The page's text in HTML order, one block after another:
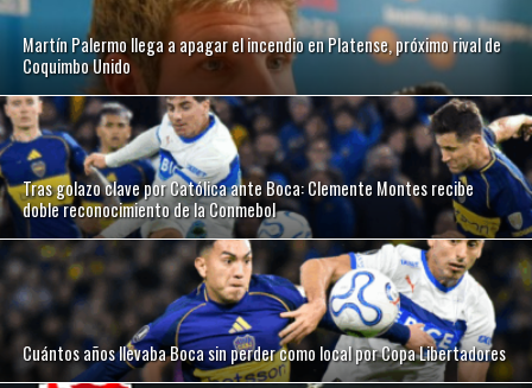
Martín Palermo llega a apagar el incendio en Platense, próximo rival de
Coquimbo Unido
Tras golazo clave por Católica ante Boca: Clemente Montes recibe
doble reconocimiento de la Conmebol
Cuántos años llevaba Boca sin perder como local por Copa Libertadores